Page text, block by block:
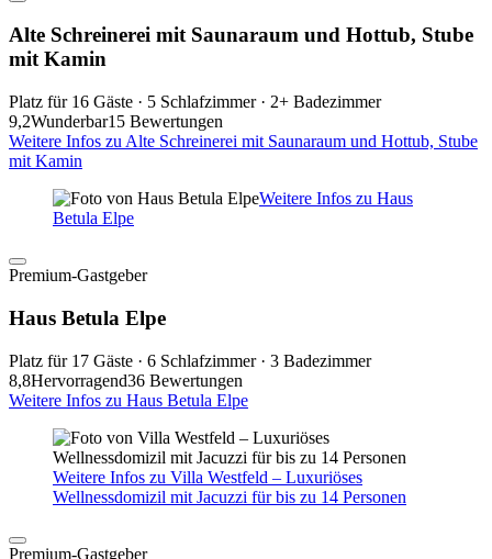
Alte Schreinerei mit Saunaraum und Hottub, Stube
mit Kamin
Platz für 16 Gäste · 5 Schlafzimmer · 2+ Badezimmer
9,2Wunderbar15 Bewertungen
Weitere Infos zu Alte Schreinerei mit Saunaraum und Hottub, Stube
mit Kamin
Weitere Infos zu Haus
Betula Elpe
Premium-Gastgeber
Haus Betula Elpe
Platz für 17 Gäste · 6 Schlafzimmer · 3 Badezimmer
8,8Hervorragend36 Bewertungen
Weitere Infos zu Haus Betula Elpe
Weitere Infos zu Villa Westfeld – Luxuriöses
Wellnessdomizil mit Jacuzzi für bis zu 14 Personen
Premium-Gastgeber